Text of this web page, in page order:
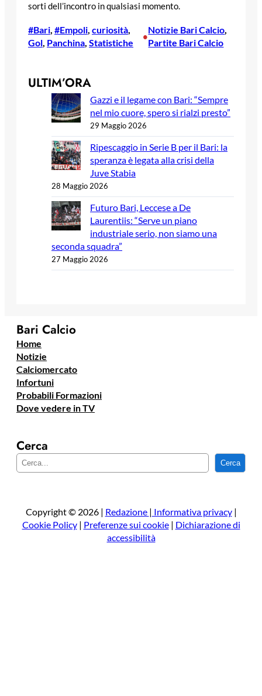
sorti dell’incontro in qualsiasi momento.
#Bari, #Empoli, curiosità
Gol, Panchina, Statistiche
•
Notizie Bari Calcio
Partite Bari Calcio
ULTIM’ORA
Gazzi e il legame con Bari: “Sempre
nel mio cuore, spero si rialzi presto”
29 Maggio 2026
Ripescaggio in Serie B per il Bari: la
speranza è legata alla crisi della
Juve Stabia
28 Maggio 2026
Futuro Bari, Leccese a De
Laurentiis: “Serve un piano
industriale serio, non siamo una
seconda squadra”
27 Maggio 2026
Bari Calcio
Home
Notizie
Calciomercato
Infortuni
Probabili Formazioni
Dove vedere in TV
Cerca
e
a
Cerca
Copyright © 2026 | Redazione | Informativa privacy|
Cookie Policy| Preferenze sui cookie| Dichiarazione di
accessibilità